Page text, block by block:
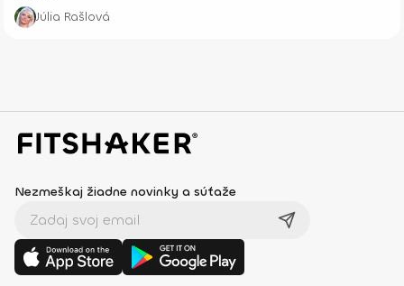
Júlia Rašlová
Nezmeškaj žiadne novinky a súťaže